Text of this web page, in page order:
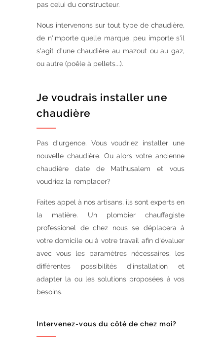
pas celui du constructeur.
Nous intervenons sur tout type de chaudière,
de n'importe quelle marque, peu importe s'il
s'agit d'une chaudière au mazout ou au gaz,
ou autre (poêle à pellets...).
Je voudrais installer une
chaudière
Pas d'urgence. Vous voudriez installer une
nouvelle chaudière. Ou alors votre ancienne
chaudière date de Mathusalem et vous
voudriez la remplacer?
Faites appel à nos artisans, ils sont experts en
la matière. Un plombier chauffagiste
professionel de chez nous se déplacera à
votre domicile ou à votre travail afin d'évaluer
avec vous les paramètres nécessaires, les
différentes possibilités d'installation et
adapter la ou les solutions proposées à vos
besoins.
Intervenez-vous du côté de chez moi?